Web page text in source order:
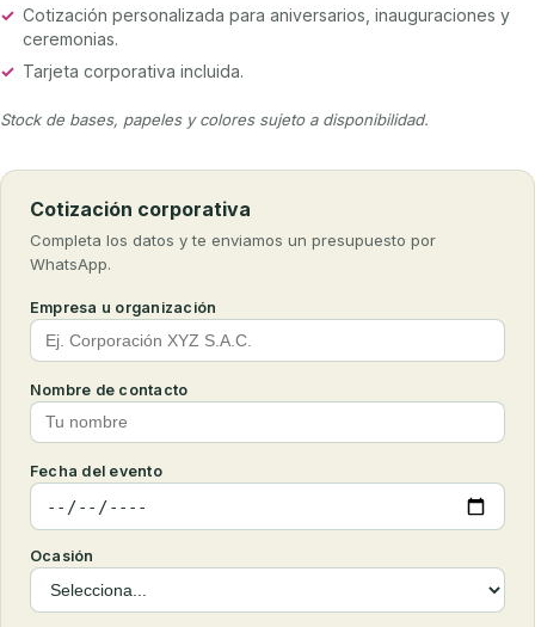
✓ Cotización personalizada para aniversarios, inauguraciones y
ceremonias.
✓ Tarjeta corporativa incluida.
Stock de bases, papeles y colores sujeto a disponibilidad.
Cotización corporativa
Completa los datos y te enviamos un presupuesto por
WhatsApp.
Empresa u organización
Nombre de contacto
Fecha del evento
Ocasión